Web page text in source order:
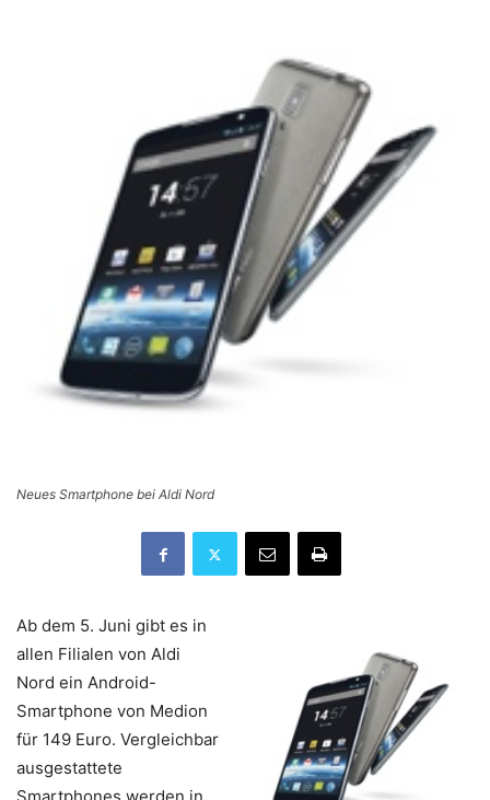
Neues Smartphone bei Aldi Nord
Ab dem 5. Juni gibt es in
allen Filialen von Aldi
Nord ein Android-
Smartphone von Medion
für 149 Euro. Vergleichbar
ausgestattete